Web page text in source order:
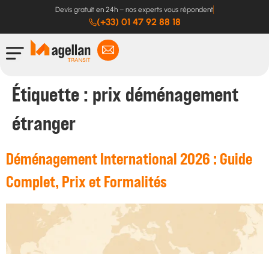
Devis gratuit en 24h – nos experts vous répondent
(+33) 01 47 92 88 18
Étiquette : prix déménagement
étranger
Déménagement International 2026 : Guide
Complet, Prix et Formalités